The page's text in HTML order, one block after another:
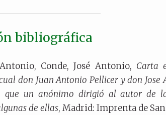
bibliográfica
Conde, José Antonio, Carta
don Juan Antonio Pellicer y don Jose
un anónimo dirigió al autor de
de ellas, Madrid: Imprenta de